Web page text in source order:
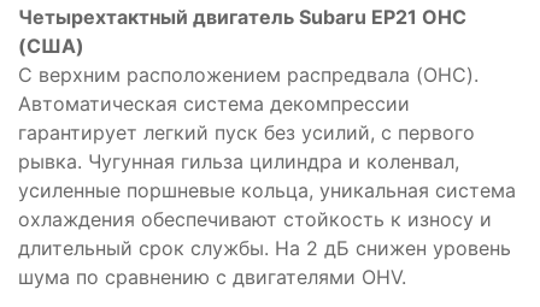
Четырехтактный двигатель Subaru EP21 OHC
(CША)
С верхним расположением распредвала (OHC).
Автоматическая система декомпрессии
гарантирует легкий пуск без усилий, с первого
рывка. Чугунная гильза цилиндра и коленвал,
усиленные поршневые кольца, уникальная система
охлаждения обеспечивают стойкость к износу и
длительный срок службы. На 2 дБ снижен уровень
шума по сравнению с двигателями OHV.